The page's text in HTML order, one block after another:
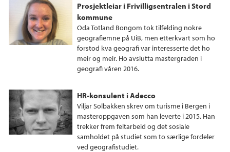
Prosjektleiar i Frivilligsentralen i Stord
kommune
Oda Totland Bongom tok tilfelding nokre
geografiemne på UiB, men etterkvart som ho
forstod kva geografi var interesserte det ho
meir og meir. Ho avslutta mastergraden i
geografi våren 2016.
HR-konsulent i Adecco
Viljar Solbakken skrev om turisme i Bergen i
masteroppgaven som han leverte i 2015. Han
trekker frem feltarbeid og det sosiale
samholdet på studiet som to særlige fordeler
ved geografistudiet.